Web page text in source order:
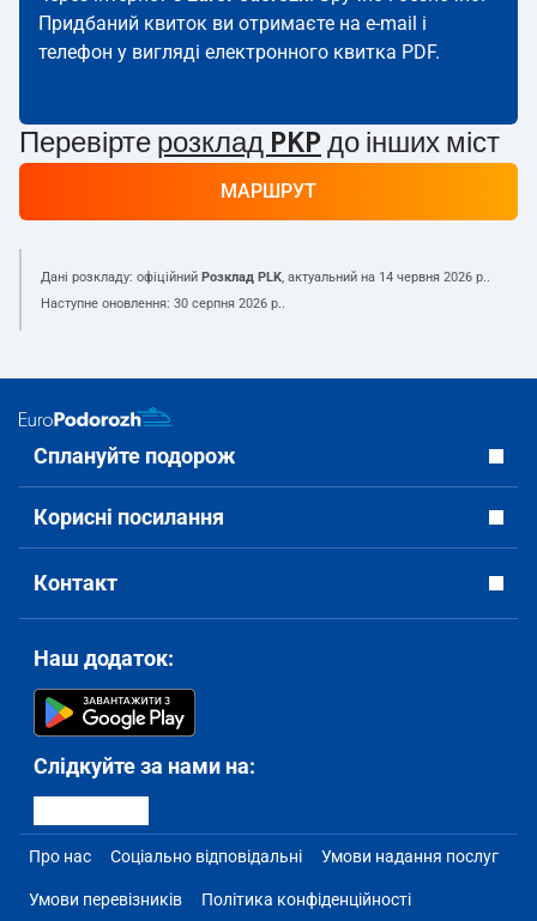
Придбаний квиток ви отримаєте на e-mail і
телефон у вигляді електронного квитка PDF.
Перевірте розклад PKP до інших міст
МАРШРУТ
Дані розкладу: офіційний Розклад PLK, актуальний на 14 червня 2026 р..
Наступне оновлення: 30 серпня 2026 р..
Сплануйте подорож
Корисні посилання
Контакт
Наш додаток:
Слідкуйте за нами на:
Про нас Соціально відповідальні Умови надання послуг
Умови перевізників Політика конфіденційності